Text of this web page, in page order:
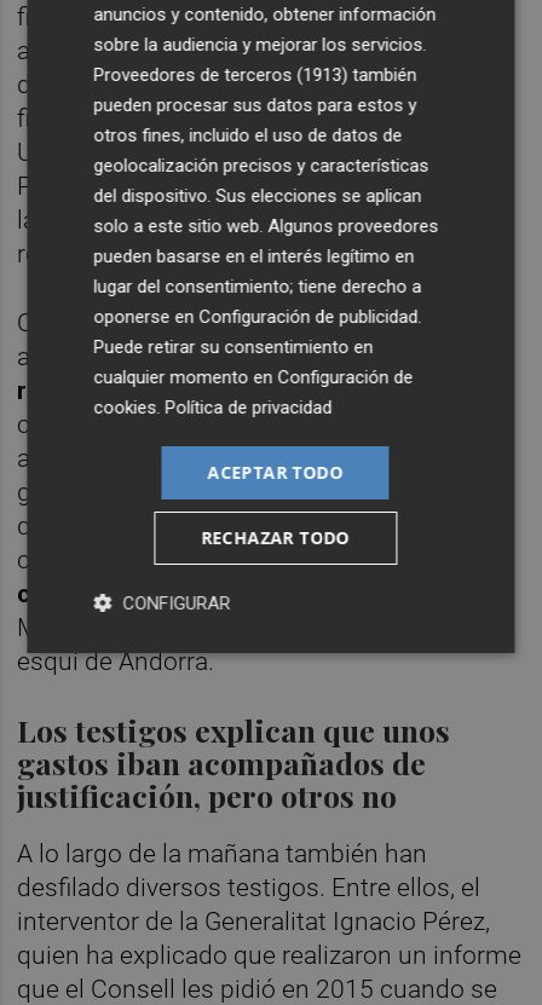
fiscal, fueron enrestaurantes (un total
aproximado de 54.000 euros) y entre ellos
destacan especialmente los realizados los
fines de semana en el club social de la
Urbanización Alfinach, en la localidad de
Puzol y donde residía el acusado. También
las costosas comidas los viernes en el
restaurante El Molí, de la misma localidad.
Otros usos significativos de la tarjeta, de
acuerdo con la investigación, fueron las
revisiones de su vehículo en el
concesionario Jaguar/Land Rover, que
alcanzaron los 6.478,56 euros, así como la
gasolina para coches particulares pese a
que contaba con uno oficial. Igualmente, se
contabilizaron gastos enestablecimientos
comerciales como El Corte Ingés, Leroy
Merlin o Consum y otros en una estación de
esquí de Andorra.
Los testigos explican que unos
gastos iban acompañados de
justificación, pero otros no
A lo largo de la mañana también han
desfilado diversos testigos. Entre ellos, el
interventor de la Generalitat Ignacio Pérez,
quien ha explicado que realizaron un informe
que el Consell les pidió en 2015 cuando se
anuncios y contenido, obtener información
sobre la audiencia y mejorar los servicios.
Proveedores de terceros (1913) también
pueden procesar sus datos para estos y
otros fines, incluido el uso de datos de
geolocalización precisos y características
del dispositivo. Sus elecciones se aplican
solo a este sitio web. Algunos proveedores
pueden basarse en el interés legítimo en
lugar del consentimiento; tiene derecho a
oponerse enConfiguración de publicidad
Puede retirar su consentimiento en
cualquier momento enConfiguración de
cookies .Política de privacidad
ACEPTAR TODO
RECHAZAR TODO
CONFIGURAR